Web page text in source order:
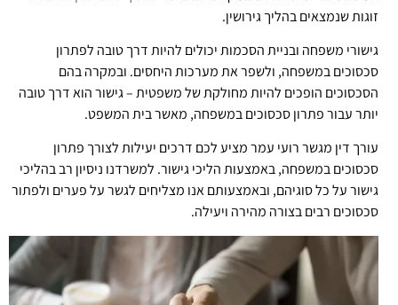
זוגות שנמצאים בהליך גירושין.
גישורי משפחה ובניית הסכמות יכולים להיות דרך טובה לפתרון
סכסוכים במשפחה, ולשפר את מערכות היחסים. ובמקרה בהם
הסכסוכים הופכים להיות מחולקת של משפטית – גישור הוא דרך טובה
יותר עבור פתרון סכסוכים במשפחה, מאשר בית המשפט.
עורך דין מגשר רועי עמר מציע לכם דרכים יעילות לצורך פתרון
סכסוכים במשפחה, באמצעות הליכי גישור. למשרדנו ניסיון רב בהליכי
גישור על כל סוגיהם, ובאמצעותם אנו מצליחים לגשר על פערים ולפתור
סכסוכים רבים בצורה מהירה ויעילה.